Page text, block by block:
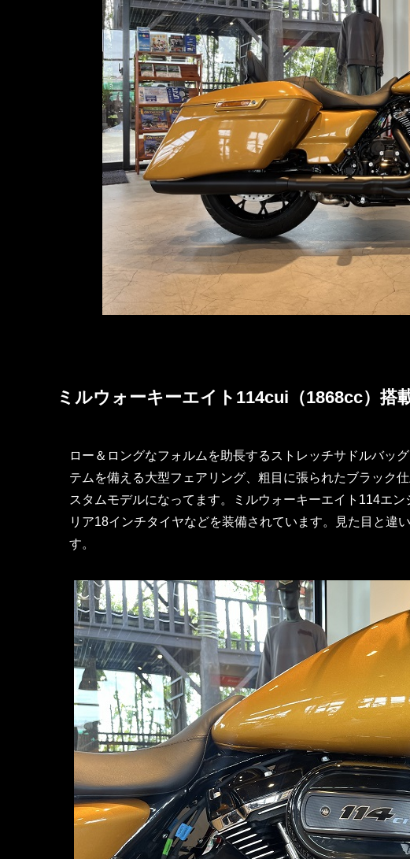
ミルウォーキーエイト114cui（1868cc）搭
ロー＆ロングなフォルムを助長するストレッチサドルバッ
テムを備える大型フェアリング、粗目に張られたブラック
スタムモデルになってます。ミルウォーキーエイト114エ
リア18インチタイヤなどを装備されています。見た目と違
す。